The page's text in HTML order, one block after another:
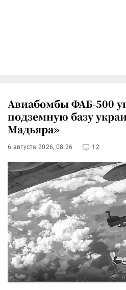
Авиабомбы ФАБ-500
подземную базу
Мадьяра»
6 августа 2026, 08:26 12